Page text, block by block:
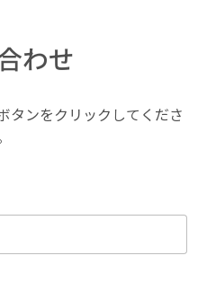
わせ
タンをクリックしてくださ